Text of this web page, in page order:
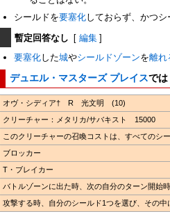
シールドを要塞化しておらず、かつ
暫定回答なし [ 編集]
要塞化した城やシールドゾーンを離れ
デュエル・マスターズ プレイスでは
オヴ・シディア† R 光文明 (10)
クリーチャー：メタリカ/サバキスト 15000
このクリーチャーの召喚コストは、すべてのシ
ブロッカー
T・ブレイカー
バトルゾーンに出た時、次の自分のターン開始
攻撃する時、自分のシールド1つを選び、その